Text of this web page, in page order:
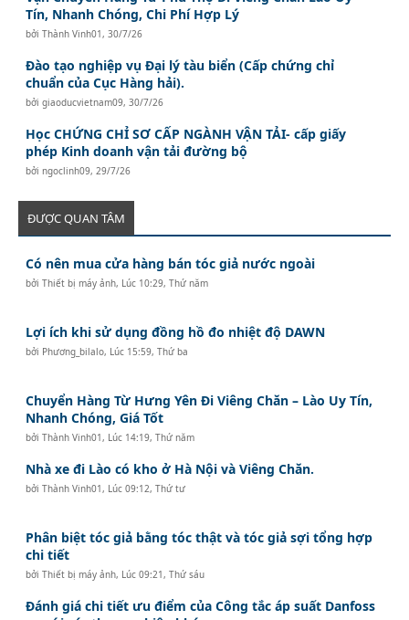
Tín, Nhanh Chóng, Chi Phí Hợp Lý
bởiThành Vinh01 ,30/7/26
Đào tạo nghiệp vụ Đại lý tàu biển (Cấp chứng chỉ
chuẩn của Cục Hàng hải).
bởigiaoducvietnam09,30/7/26
Học CHỨNG CHỈ SƠ CẤP NGÀNH VẬN TẢI- cấp giấy
phép Kinh doanh vận tải đường bộ
bởingoclinh09, 29/7/26
ĐƯỢC QUAN TÂM
Có nên mua cửa hàng bán tóc giả nước ngoài
bởiThiết bị máy ảnh, Lúc 10:29, Thứ năm
Lợi ích khi sử dụng đồng hồ đo nhiệt độ DAWN
bởi Phương_bilalo, Lúc 15:59, Thứ ba
Chuyển Hàng Từ Hưng Yên Đi Viêng Chăn – Lào Uy Tín,
Nhanh Chóng, Giá Tốt
bởiThành Vinh01 , Lúc 14:19, Thứ năm
Nhà xe đi Lào có kho ở Hà Nội và Viêng Chăn.
bởiThành Vinh01 , Lúc 09:12, Thứ tư
Phân biệt tóc giả bằng tóc thật và tóc giả sợi tổng hợp
chi tiết
bởiThiết bị máy ảnh, Lúc 09:21, Thứ sáu
Đánh giá chi tiết ưu điểm của Công tắc áp suất Danfoss